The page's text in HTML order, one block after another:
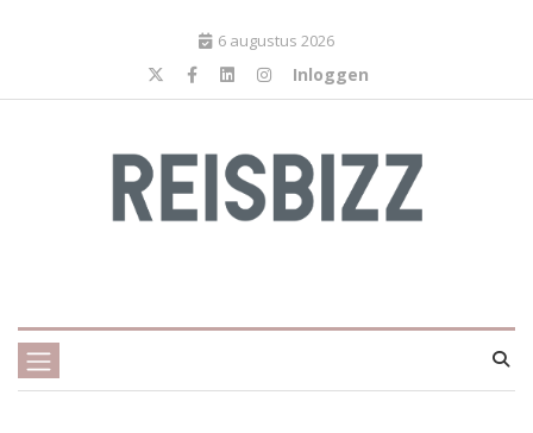
6 augustus 2026
Inloggen